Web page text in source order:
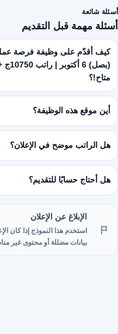
أسئلة شائعة
أسئلة مهمة قبل التقديم
كيف أقدّم على وظيفة فرصة عمل
متاح!؟
أين موقع هذه الوظيفة؟
هل الراتب موضح في الإعلان؟
هل أحتاج حسابًا للتقديم؟
الإبلاغ عن الإعلان
استخدم هذا النموذج إذا كان
بيانات مضللة أو محتوى غير